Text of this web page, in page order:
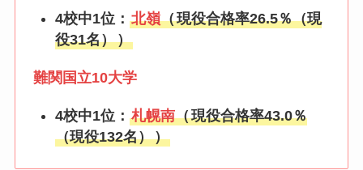
4校中1位：北嶺（現役合格率26.5％（現
役31名））
難関国立10大学
4校中1位：札幌南（現役合格率43.0％
（現役132名））